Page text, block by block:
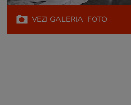
VEZI GALERIA FOTO